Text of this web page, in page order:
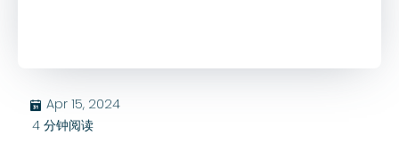
בּ Apr 15, 2024
4 分钟阅读